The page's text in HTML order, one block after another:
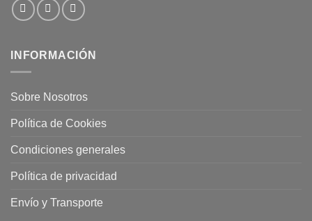
INFORMACIÓN
Sobre Nosotros
Política de Cookies
Condiciones generales
Política de privacidad
Envío y Transporte